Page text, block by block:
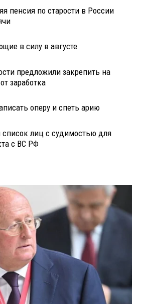
пенсия по старости в России
в силу в августе
предложили закрепить на
заработка
оперу и спеть арию
лиц с судимостью для
с ВС РФ